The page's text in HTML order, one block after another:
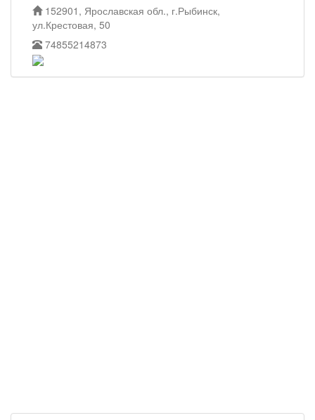
152901, Ярославская обл., г.Рыбинск,
ул.Крестовая, 50
74855214873